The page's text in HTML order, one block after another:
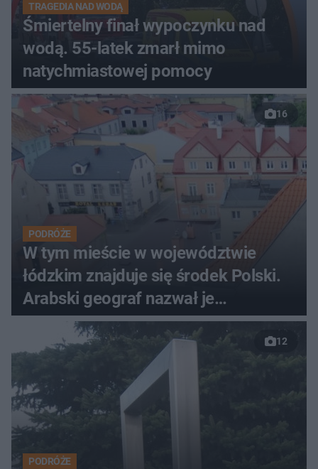
TRAGEDIA NAD WODĄ
Śmiertelny finał wypoczynku nad
wodą. 55-latek zmarł mimo
natychmiastowej pomocy
16
PODRÓŻE
W tym mieście w województwie
łódzkim znajduje się środek Polski.
Arabski geograf nazwał je
Nowymgrodem
12
PODRÓŻE